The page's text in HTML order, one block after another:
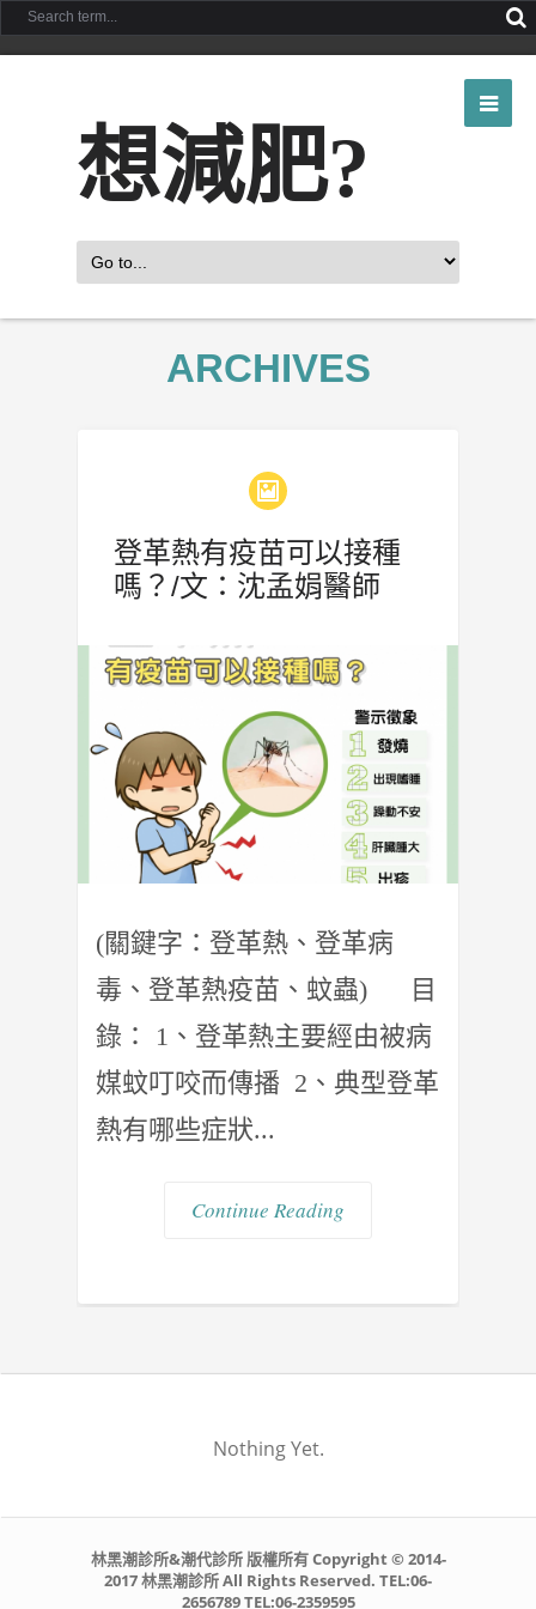
想減肥?
ARCHIVES
登革熱有疫苗可以接種
嗎？/文：沈孟娟醫師
(關鍵字：登革熱、登革病
毒、登革熱疫苗、蚊蟲) 目
錄： 1、登革熱主要經由被病
媒蚊叮咬而傳播 2、典型登革
熱有哪些症狀...
Continue Reading
Nothing Yet.
林黑潮診所&潮代診所 版權所有 Copyright © 2014-
2017 林黑潮診所 All Rights Reserved. TEL:06-
2656789 TEL:06-2359595